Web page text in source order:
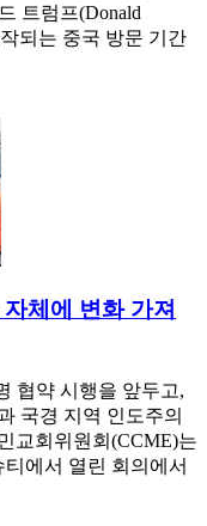
트럼프(Donald
되는 중국 방문 기간
체에 변화 가져
협약 시행을 앞두고,
국경 지역 인도주의
교회위원회(CCME)는
에서 열린 회의에서